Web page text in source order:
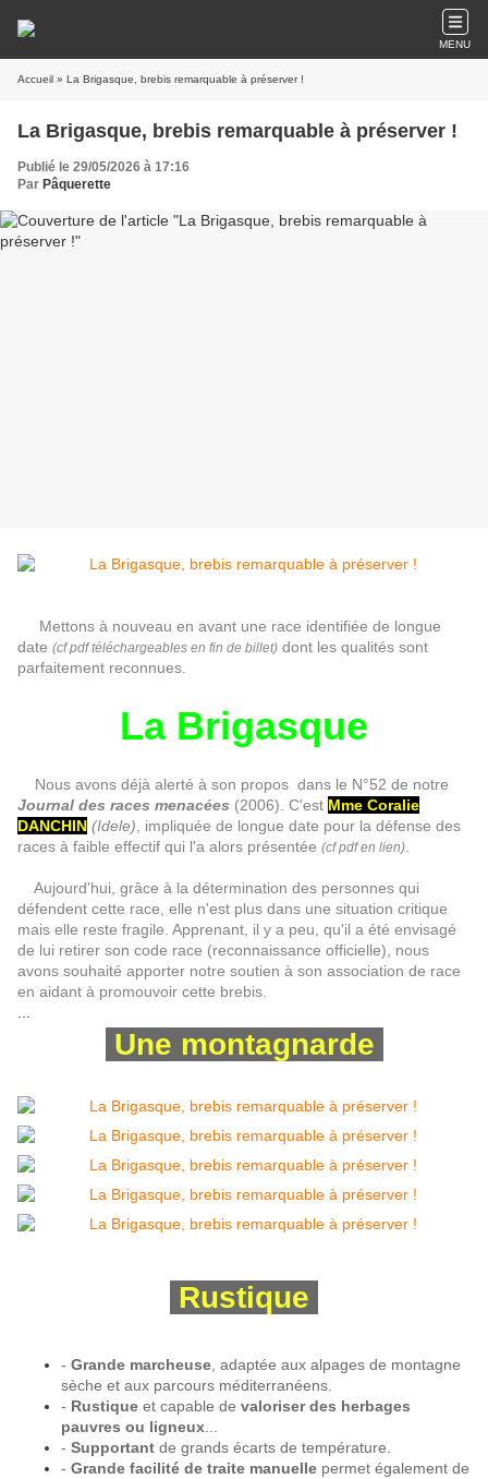
MENU
Accueil » La Brigasque, brebis remarquable à préserver !
La Brigasque, brebis remarquable à préserver !
Publié le 29/05/2026 à 17:16
Par Pâquerette
Mettons à nouveau en avant une race identifiée de longue
date (cf pdf téléchargeables en fin de billet) dont les qualités sont
parfaitement reconnues.
La Brigasque
Nous avons déjà alerté à son propos dans le N°52 de notre
Journal des races menacées (2006). C'est Mme Coralie
DANCHIN (Idele) , impliquée de longue date pour la défense des
races à faible effectif qui l'a alors présentée (cf pdf en lien)
Aujourd'hui, grâce à la détermination des personnes qui
défendent cette race, elle n'est plus dans une situation critique
mais elle reste fragile. Apprenant, il y a peu, qu'il a été envisagé
de lui retirer son code race (reconnaissance officielle), nous
avons souhaité apporter notre soutien à son association de race
en aidant à promouvoir cette brebis.
Une montagnarde
Rustique
- Grande marcheuse , adaptée aux alpages de montagne
sèche et aux parcours méditerranéens.
- Rustique et capable de valoriser des herbages
pauvres ou ligneux
- Supportant de grands écarts de température.
- Grande facilité de traite manuelle permet également de